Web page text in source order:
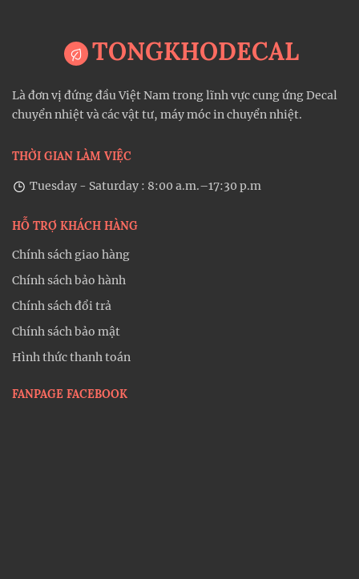
TONGKHODECAL
Là đơn vị đứng đầu Việt Nam trong lĩnh vực cung ứng Decal
chuyển nhiệt và các vật tư, máy móc in chuyển nhiệt.
THỜI GIAN LÀM VIỆC
Tuesday - Saturday : 8:00 a.m.–17:30 p.m
HỖ TRỢ KHÁCH HÀNG
Chính sách giao hàng
Chính sách bảo hành
Chính sách đổi trả
Chính sách bảo mật
Hình thức thanh toán
FANPAGE FACEBOOK